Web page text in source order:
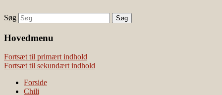
Наши партнеры
лучшие займы
Vivis chili
chili – dyrkning og mad
Søg
Hovedmenu
Fortsæt til primært indhold
Fortsæt til sekundært indhold
Forside
Chili